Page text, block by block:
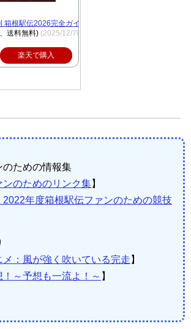
箱根駅伝2026完全ガイド 2026年 1月号 [雑誌]
送料無料) (2025/12/7時点)
楽天で購入
ための情報集
ンのためのリンク集】
2022年度箱根駅伝ファンのための競技
：風が強く吹いている完走 】
～予想も一流よ！～ 】